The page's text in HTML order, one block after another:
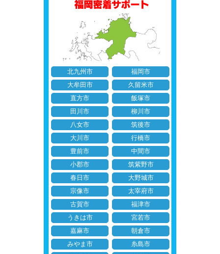
北九州市
福岡市
大牟田市
久留米市
直方市
飯塚市
田川市
柳川市
八女市
筑後市
大川市
行橋市
豊前市
中間市
小郡市
筑紫野市
春日市
大野城市
宗像市
太宰府市
古賀市
福津市
うきは市
宮若市
嘉麻市
朝倉市
みやま市
糸島市